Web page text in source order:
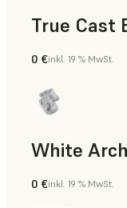
True Cast
Schmuck
0 €inkl. 19 % MwSt.
Standard
0 €inkl. 19 % MwSt.